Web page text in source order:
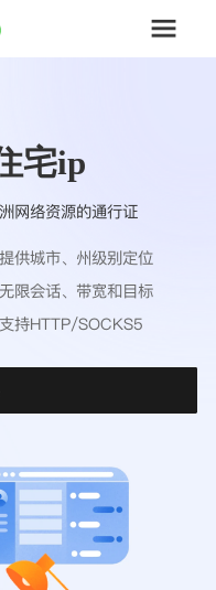
宅ip
网络资源的通行证
提供城市、州级别定位
无限会话、带宽和目标
支持HTTP/SOCKS5